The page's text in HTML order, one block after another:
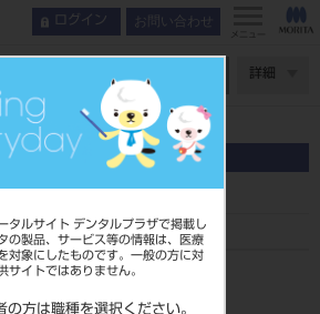
タルサイト デンタルプラザで掲載し
の製品、サービス等の情報は、医療
対象にしたものです。一般の方に対
サイトではありません。
の方は職種を選択ください。
ログイン お問い合わせ
メニュー
詳細
ットメントブリッジ（単品）3．5
合わせ
ブリッジ（単品）3．5
品目コード